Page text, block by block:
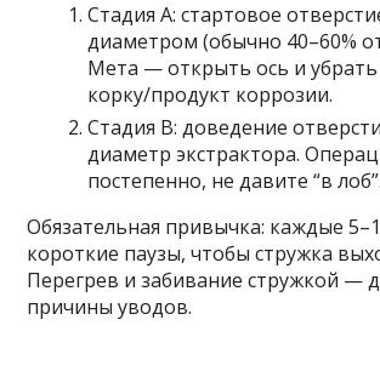
Стадия A: стартовое
диаметром (обычно 40–60%
Мета — открыть ось и
корку/продукт коррозии.
Стадия B: доведение
диаметр экстрактора.
постепенно, не давите “в лоб”.
Обязательная привычка: каждые
короткие паузы, чтобы стружка
Перегрев и забивание стружкой —
причины уводов.